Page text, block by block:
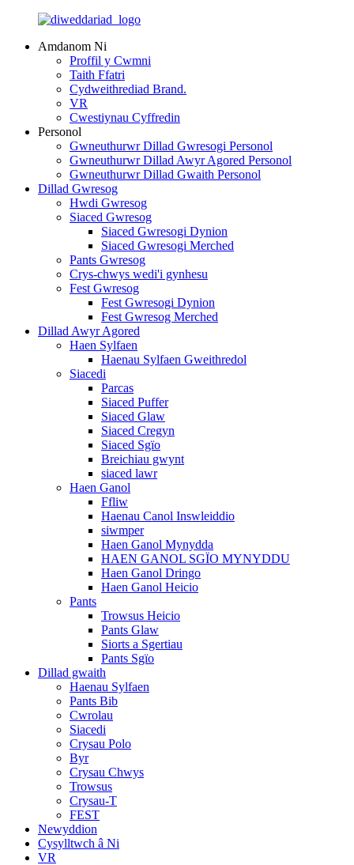
Amdanom Ni
Proffil y Cwmni
Taith Ffatri
Cydweithrediad Brand.
VR
Cwestiynau Cyffredin
Personol
Gwneuthurwr Dillad Gwresogi Personol
Gwneuthurwr Dillad Awyr Agored Personol
Gwneuthurwr Dillad Gwaith Personol
Dillad Gwresog
Hwdi Gwresog
Siaced Gwresog
Siaced Gwresogi Dynion
Siaced Gwresogi Merched
Pants Gwresog
Crys-chwys wedi'i gynhesu
Fest Gwresog
Fest Gwresogi Dynion
Fest Gwresog Merched
Dillad Awyr Agored
Haen Sylfaen
Haenau Sylfaen Gweithredol
Siacedi
Parcas
Siaced Puffer
Siaced Glaw
Siaced Cregyn
Siaced Sgïo
Breichiau gwynt
siaced lawr
Haen Ganol
Ffliw
Haenau Canol Inswleiddio
siwmper
Haen Ganol Mynydda
HAEN GANOL SGÏO MYNYDDU
Haen Ganol Dringo
Haen Ganol Heicio
Pants
Trowsus Heicio
Pants Glaw
Siorts a Sgertiau
Pants Sgïo
Dillad gwaith
Haenau Sylfaen
Pants Bib
Cwrolau
Siacedi
Crysau Polo
Byr
Crysau Chwys
Trowsus
Crysau-T
FEST
Newyddion
Cysylltwch â Ni
VR